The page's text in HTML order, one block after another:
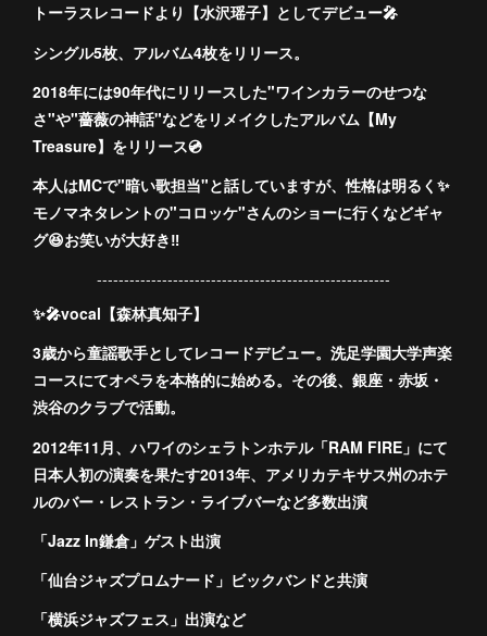
トーラスレコードより【水沢瑶子】としてデビュー🎤
シングル5枚、アルバム4枚をリリース。
2018年には90年代にリリースした"ワインカラーのせつな
さ"や"薔薇の神話"などをリメイクしたアルバム【My
Treasure】をリリース💿
本人はMCで"暗い歌担当"と話していますが、性格は明るく✨
モノマネタレントの"コロッケ"さんのショーに行くなどギャ
グ😆お笑いが大好き‼︎
------------------------------------------------------
✨🎤vocal【森林真知子】
3歳から童謡歌手としてレコードデビュー。洗足学園大学声楽
コースにてオペラを本格的に始める。その後、銀座・赤坂・
渋谷のクラブで活動。
2012年11月、ハワイのシェラトンホテル「RAM FIRE」にて
日本人初の演奏を果たす2013年、アメリカテキサス州のホテ
ルのバー・レストラン・ライブバーなど多数出演
「Jazz In鎌倉」ゲスト出演
「仙台ジャズプロムナード」ビックバンドと共演
「横浜ジャズフェス」出演など